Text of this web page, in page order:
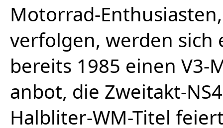
Motorrad-
verfolgen, werden sich
bereits 1985 einen
anbot, die Zweitakt-
Halbliter-WM-Titel